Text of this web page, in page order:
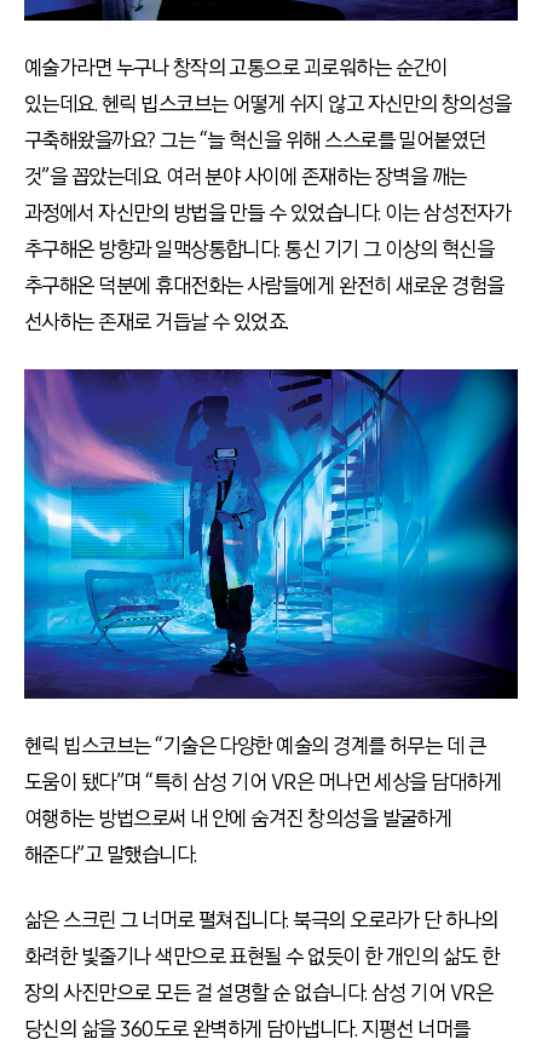
예술가라면 누구나 창작의 고통으로 괴로워하는 순간이
있는데요. 헨릭 빕스코브는 어떻게 쉬지 않고 자신만의 창의성을
구축해왔을까요? 그는 “늘 혁신을 위해 스스로를 밀어붙였던
것”을 꼽았는데요. 여러 분야 사이에 존재하는 장벽을 깨는
과정에서 자신만의 방법을 만들 수 있었습니다. 이는 삼성전자가
추구해온 방향과 일맥상통합니다. 통신 기기 그 이상의 혁신을
추구해온 덕분에 휴대전화는 사람들에게 완전히 새로운 경험을
선사하는 존재로 거듭날 수 있었죠.
헨릭 빕스코브는 “기술은 다양한 예술의 경계를 허무는 데 큰
도움이 됐다”며 “특히 삼성 기어 VR은 머나먼 세상을 담대하게
여행하는 방법으로써 내 안에 숨겨진 창의성을 발굴하게
해준다”고 말했습니다.
삶은 스크린 그 너머로 펼쳐집니다. 북극의 오로라가 단 하나의
화려한 빛줄기나 색만으로 표현될 수 없듯이 한 개인의 삶도 한
장의 사진만으로 모든 걸 설명할 순 없습니다. 삼성 기어 VR은
당신의 삶을 360도로 완벽하게 담아냅니다. 지평선 너머를